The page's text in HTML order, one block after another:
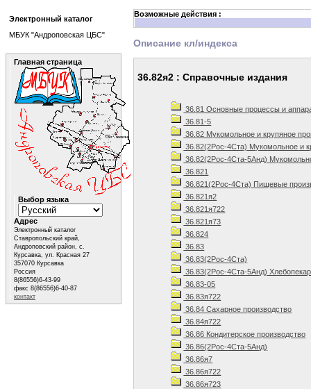
Возможные действия :
Описание кл/индекса
36.82я2 : Справочные издания
36.81 Основные процессы и
36.81-5
36.82 Мукомольное и крупяное
36.82(2Рос-4Ста) Мукомольное и
36.82(2Рос-4Ста-5Анд)
36.821
36.821(2Рос-4Ста) Пищевые
36.821я2
36.821я722
36.821я73
36.824
36.83
36.83(2Рос-4Ста)
36.83(2Рос-4Ста-5Анд)
36.83-05
36.83я722
36.84 Сахарное производство
36.84я722
36.86 Кондитерское производство
36.86(2Рос-4Ста-5Анд)
36.86я7
36.86я722
36.86я723
Электронный каталог
МБУК "Андроповская ЦБС"
Главная страница
Выбор языка
Адрес
Электронный каталог
Ставропольский край,
Андроповский район, с.
Курсавка, ул. Красная 27
357070 Курсавка
Россия
8(86556)6-43-99
факс 8(86556)6-40-87
контакт